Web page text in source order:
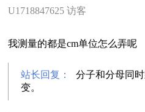
U1718847625 访客
我测量的都是cm单位怎么弄呢
站长回复：
分子和分母同
变。